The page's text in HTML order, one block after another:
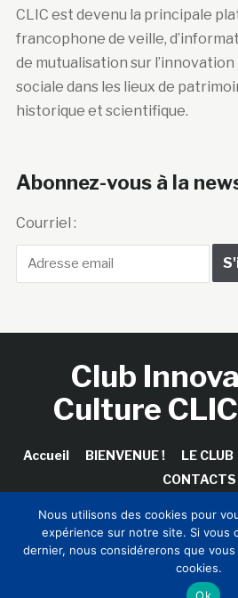
CLIC est devenu la principale
francophone de veille,
de mutualisation sur
sociale dans les lieux de
historique et scientifique.
Abonnez-vous à la
Courriel :
Club
Culture
Accueil BIENVENUE ! LE CLUB
CONTACTS
Copyright © 2026 Club Innovation
Sinapses
Nous utilisons des cookies pour
expérience sur notre site. Si vous
dernier, nous considérerons que
cookies.
Ok